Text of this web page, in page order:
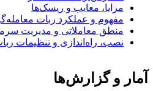
مزایا، معایب و ریسک‌ها
مفهوم و عملکرد ربات
منطق معاملاتی و مدیریت
نصب، راه‌اندازی و تنظیمات
آمار و گزارش‌ها